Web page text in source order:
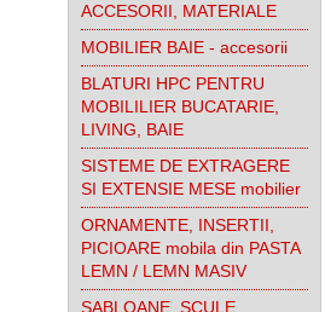
ACCESORII, MATERIALE
MOBILIER BAIE - accesorii
BLATURI HPC PENTRU
MOBILILIER BUCATARIE,
LIVING, BAIE
SISTEME DE EXTRAGERE
SI EXTENSIE MESE mobilier
ORNAMENTE, INSERTII,
PICIOARE mobila din PASTA
LEMN / LEMN MASIV
SABLOANE, SCULE,